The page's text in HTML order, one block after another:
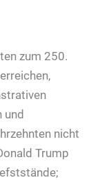
zum 250.
und
nicht
Trump